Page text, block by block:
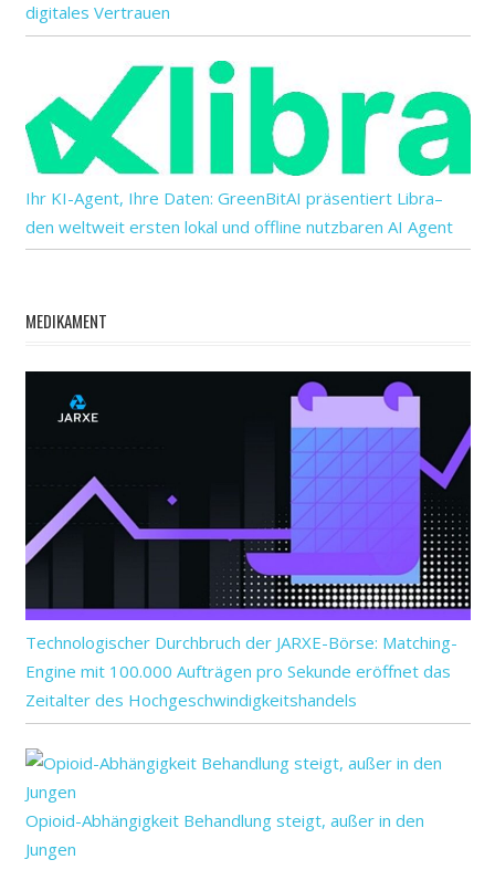
digitales Vertrauen
Ihr KI-Agent, Ihre Daten: GreenBitAI präsentiert Libra–
den weltweit ersten lokal und offline nutzbaren AI Agent
MEDIKAMENT
Technologischer Durchbruch der JARXE-Börse: Matching-
Engine mit 100.000 Aufträgen pro Sekunde eröffnet das
Zeitalter des Hochgeschwindigkeitshandels
Opioid-Abhängigkeit Behandlung steigt, außer in den
Jungen